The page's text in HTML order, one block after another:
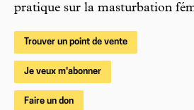
pratique sur la masturbation
Trouver un point de vente
Je veux m'abonner
Faire un don